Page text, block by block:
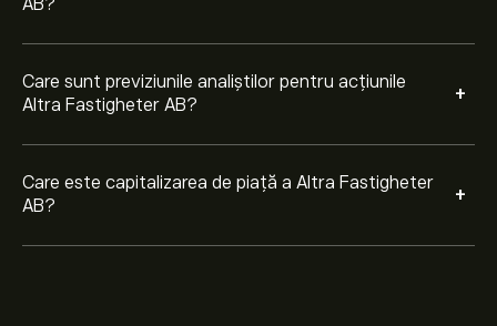
AB?
Care sunt previziunile analiștilor pentru acțiunile
Altra Fastigheter AB?
+
Care este capitalizarea de piață a Altra Fastigheter
AB?
+